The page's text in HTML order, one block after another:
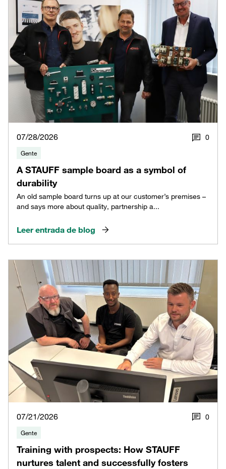
07/28/2026 0
Gente
A STAUFF sample board as a symbol of
durability
An old sample board turns up at our customer’s premises –
and says more about quality, partnership a...
Leer entrada de blog
07/21/2026 0
Gente
Training with prospects: How STAUFF
nurtures talent and successfully fosters